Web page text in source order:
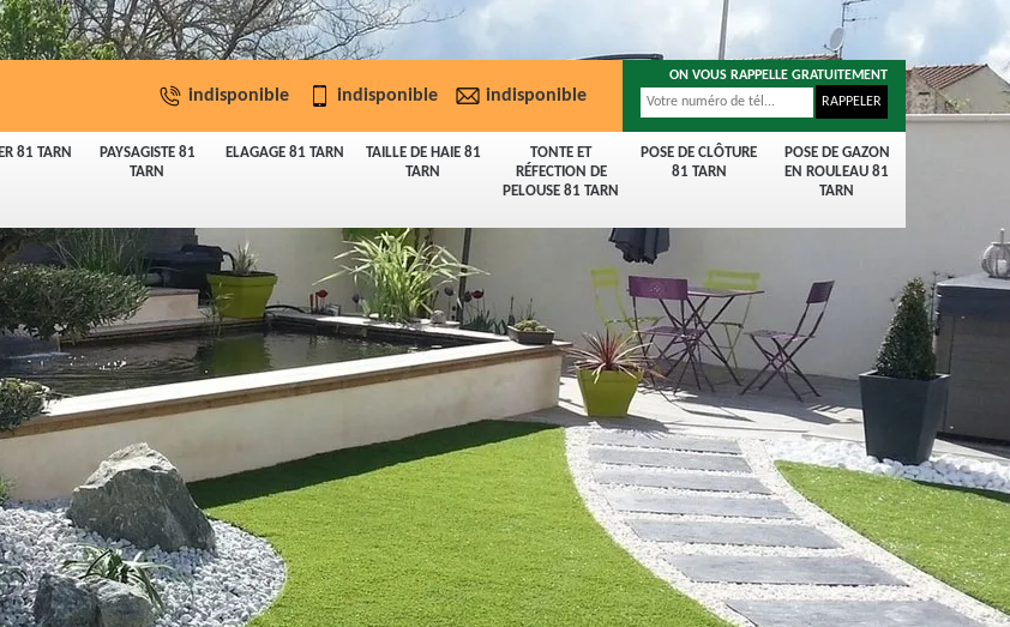
81 TARN
PAYSAGISTE 81
TARN
ELAGAGE 81 TARN
TAILLE DE HAIE 81
TARN
TONTE ET
RÉFECTION DE
PELOUSE 81 TARN
POSE DE CLÔTURE
81 TARN
POSE DE GAZON
EN ROULEAU 81
TARN
indisponible indisponible indisponible
ON VOUS RAPPELLE GRATUITEMENT